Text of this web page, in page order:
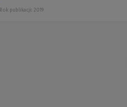
Rok publikacji: 2019